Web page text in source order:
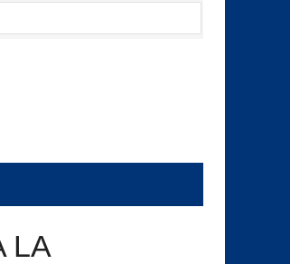
LA